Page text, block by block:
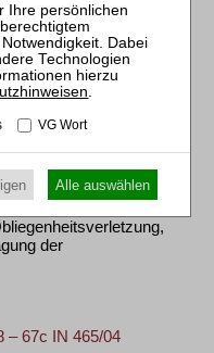
205/06
der
183/07
der
– 67c IN 465/04
VG Wort
Alle auswählen